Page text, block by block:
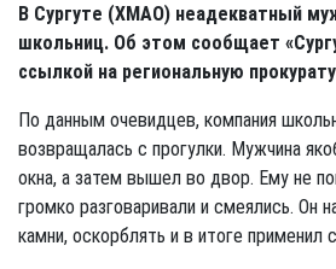
В Сургуте (ХМАО) неадекватный
школьниц. Об этом сообщает
ссылкой на региональную
По данным очевидцев, компания
возвращалась с прогулки. Мужчина
окна, а затем вышел во двор. Ему не
громко разговаривали и смеялись. Он
камни, оскорблять и в итоге применил